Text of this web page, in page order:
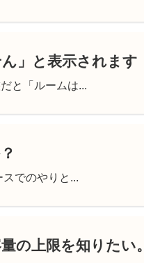
」と表示されます
と「ルームは...
でのやりと...
の上限を知りたい。